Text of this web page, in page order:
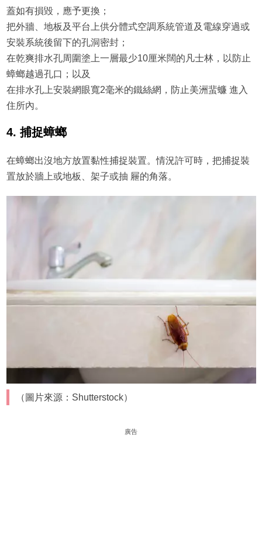
蓋如有損毀，應予更換；
把外牆、地板及平台上供分體式空調系統管道及電線穿過或
安裝系統後留下的孔洞密封；
在乾爽排水孔周圍塗上一層最少10厘米闊的凡士林，以防止
蟑螂越過孔口；以及
在排水孔上安裝網眼寬2毫米的鐵絲網，防止美洲蜚蠊 進入
住所內。
4. 捕捉蟑螂
在蟑螂出沒地方放置黏性捕捉裝置。情況許可時，把捕捉裝
置放於牆上或地板、架子或抽 屜的角落。
（圖片來源：Shutterstock）
廣告